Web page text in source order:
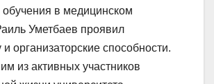
обучения в медицинском
Уметбаев проявил
организаторские способности.
из активных участников